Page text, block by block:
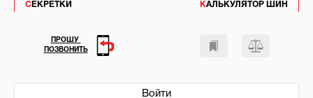
СЕКРЕТКИ
КАЛЬКУЛЯТОР ШИН
Войти
ПРОШУ
ПОЗВОНИТЬ